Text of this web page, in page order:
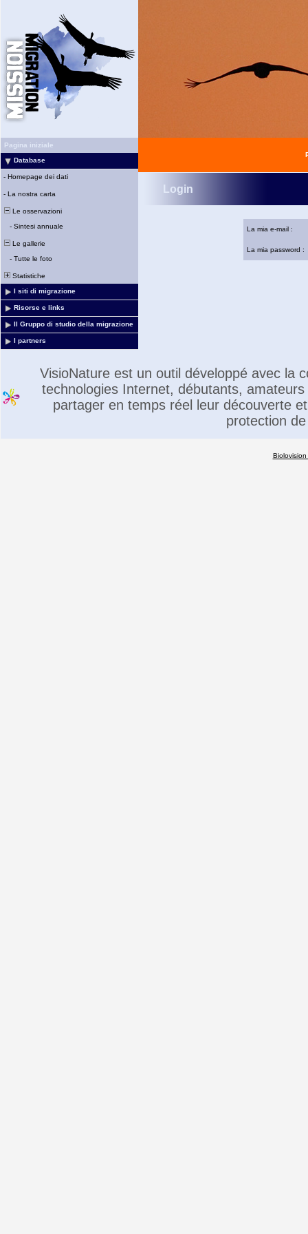
Pagina iniziale
Database
- Homepage dei dati
- La nostra carta
Le osservazioni
- Sintesi annuale
Le gallerie
- Tutte le foto
Statistiche
I siti di migrazione
Risorse e links
Il Gruppo di studio della migrazione
I partners
Login
La mia e-mail :
La mia password :
VisioNature est un outil développé avec la
technologies Internet, débutants,
partager en temps réel leur découverte
protection
Biolovision